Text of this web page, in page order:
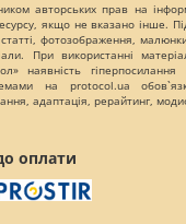
авторських прав на
якщо не вказано інше.
статті, фотозображення,
При використанні
наявність гіперпосилання
на protocol.ua
адаптація, рерайтинг,
оплати